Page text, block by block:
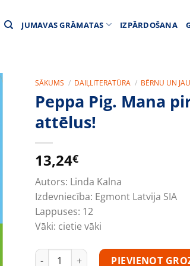
JUMAVAS GRĀMATAS IZPĀRDOŠANA
SĀKUMS / DAIĻLITERATŪRA / BĒRNU UN
Peppa Pig. Mana
attēlus!
13,24€
Autors: Linda Kalna
Izdevniecība: Egmont Latvija SIA
Lappuses: 12
Vāki: cietie vāki
Peppa Pig. Mana pirmā pužļu
PIEVIENOT